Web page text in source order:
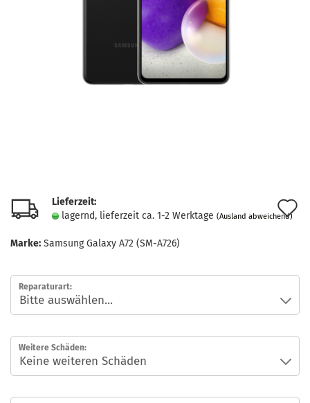
Lieferzeit:
lagernd, lieferzeit ca. 1-2 Werktage (Ausland abweichend)
Marke: Samsung Galaxy A72 (SM-A726)
Reparaturart:
Weitere Schäden: